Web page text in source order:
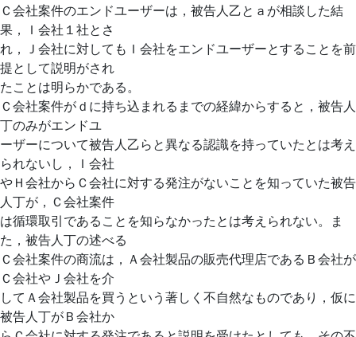
Ｃ会社案件のエンドユーザーは，被告人乙とａが相談した結
果，Ｉ会社１社とさ
れ，Ｊ会社に対してもＩ会社をエンドユーザーとすることを前
提として説明がされ
たことは明らかである。
Ｃ会社案件がｄに持ち込まれるまでの経緯からすると，被告人
丁のみがエンドユ
ーザーについて被告人乙らと異なる認識を持っていたとは考え
られないし，Ｉ会社
やＨ会社からＣ会社に対する発注がないことを知っていた被告
人丁が，Ｃ会社案件
は循環取引であることを知らなかったとは考えられない。ま
た，被告人丁の述べる
Ｃ会社案件の商流は，Ａ会社製品の販売代理店であるＢ会社が
Ｃ会社やＪ会社を介
してＡ会社製品を買うという著しく不自然なものであり，仮に
被告人丁がＢ会社か